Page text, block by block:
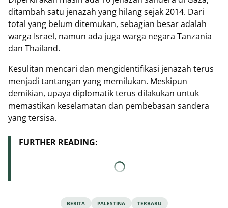
ditambah satu jenazah yang hilang sejak 2014. Dari
total yang belum ditemukan, sebagian besar adalah
warga Israel, namun ada juga warga negara Tanzania
dan Thailand.
Kesulitan mencari dan mengidentifikasi jenazah terus
menjadi tantangan yang memilukan. Meskipun
demikian, upaya diplomatik terus dilakukan untuk
memastikan keselamatan dan pembebasan sandera
yang tersisa.
FURTHER READING:
BERITA PALESTINA TERBARU